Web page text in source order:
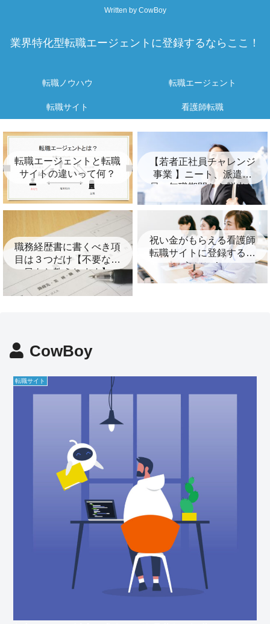
Written by CowBoy
業界特化型転職エージェントに登録するならここ！
転職ノウハウ 転職エージェント
転職サイト 看護師転職
転職エージェントと転職
サイトの違いって何？
【若者正社員チャレンジ
事業 】ニート、派遣社
員、無職期間から脱出し
たいあなたへ！
職務経歴書に書くべき項
目は３つだけ【不要な項
目もお教えします】
祝い金がもらえる看護師
転職サイトに登録するな
らここ！
CowBoy
転職サイト